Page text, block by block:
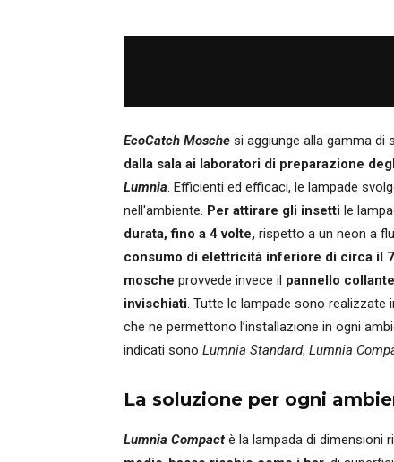
EcoCatch Mosche si aggiunge alla gamma di
dalla sala ai laboratori di preparazione
Lumnia. Efficienti ed efficaci, le lampade
nell'ambiente. Per attirare gli insetti le
durata, fino a 4 volte, rispetto a un neon a
consumo di elettricità inferiore di circa il
mosche provvede invece il pannello collante
invischiati. Tutte le lampade sono realizzate
che ne permettono l’installazione in ogni
indicati sono Lumnia Standard, Lumnia
La soluzione per ogni
Lumnia Compact è la lampada di dimensioni